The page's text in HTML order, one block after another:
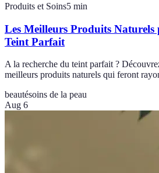
Produits et Soins5 min
Les Meilleurs Produits
Teint Parfait
A la recherche du teint parfait ?
meilleurs produits naturels qui feront
beautésoins de la peau
Aug 6